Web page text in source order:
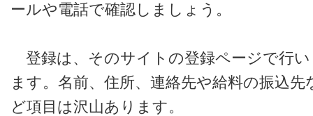
ールや電話で確認しましょう。
登録は、そのサイトの登録ページで行い
ます。名前、住所、連絡先や給料の振込先
ど項目は沢山あります。